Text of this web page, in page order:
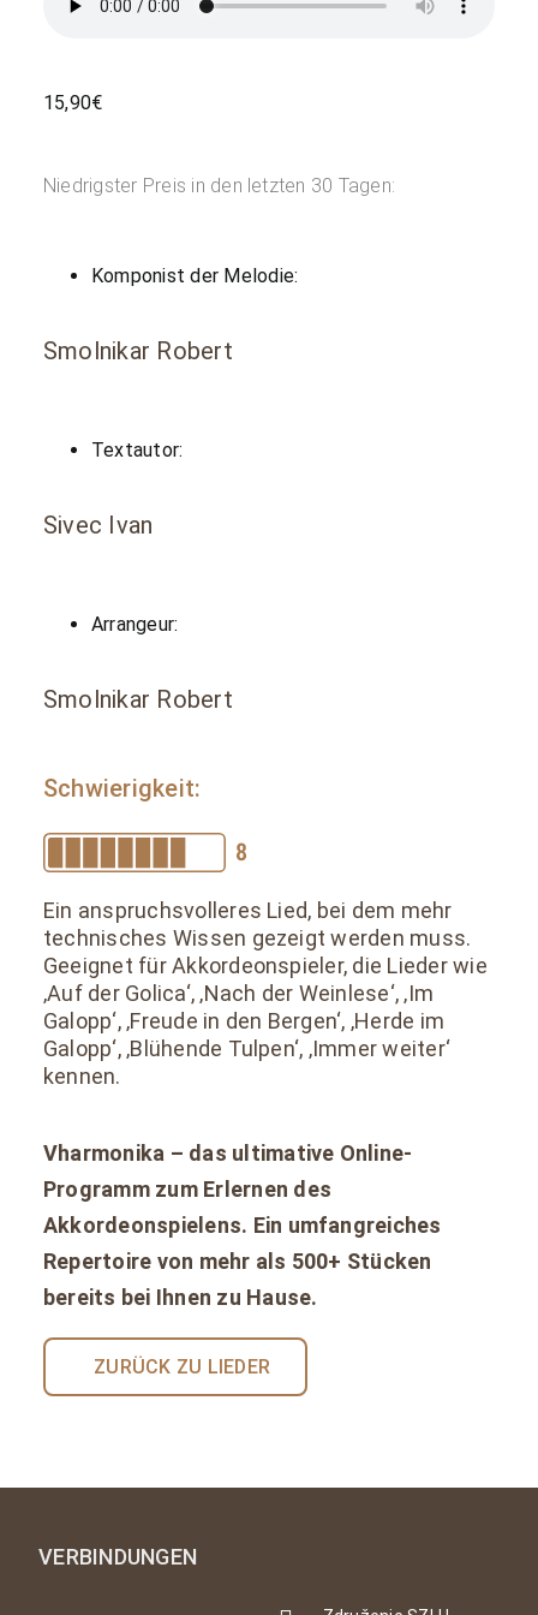
15,90€
Niedrigster Preis in den letzten 30 Tagen:
Komponist der Melodie:
Smolnikar Robert
Textautor:
Sivec Ivan
Arrangeur:
Smolnikar Robert
Schwierigkeit:
Ein anspruchsvolleres Lied, bei dem mehr
technisches Wissen gezeigt werden muss.
Geeignet für Akkordeonspieler, die Lieder wie
‚Auf der Golica‘, ‚Nach der Weinlese‘, ‚Im
Galopp‘, ‚Freude in den Bergen‘, ‚Herde im
Galopp‘, ‚Blühende Tulpen‘, ‚Immer weiter‘
kennen.
Vharmonika – das ultimative Online-
Programm zum Erlernen des
Akkordeonspielens. Ein umfangreiches
Repertoire von mehr als 500+ Stücken
bereits bei Ihnen zu Hause.
ZURÜCK ZU LIEDER
VERBINDUNGEN